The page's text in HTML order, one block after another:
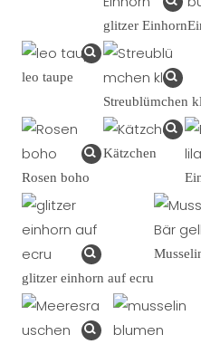
glitzer Einhorn
leo taupe
Streublümchen
Rosen boho
Kätzchen
glitzer einhorn auf ecru